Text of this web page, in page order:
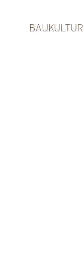
BAUKULTUR